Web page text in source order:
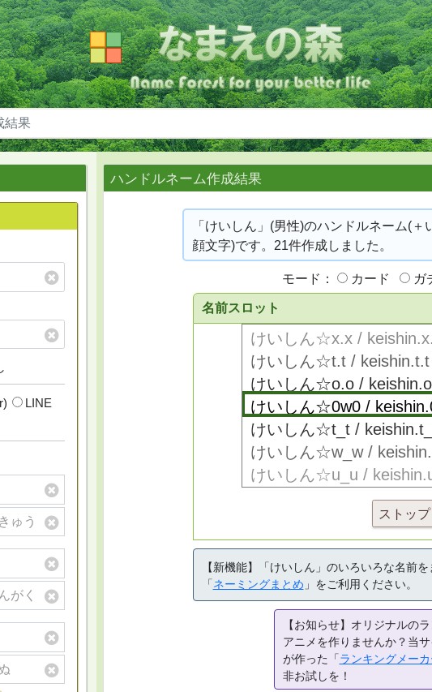
結果
LINE
ハンドルネーム作成結果
「けいしん」(男性)のハンドルネーム(＋
顔文字)です。21件作成しました。
モード： カード ガ
名前スロット
ストップ
【新機能】「けいしん」のいろいろな名前
「ネーミングまとめ 」をご利用ください。
【お知らせ】オリジナルの
アニメを作りませんか？当
が作った「ランキングメー
非お試しを！